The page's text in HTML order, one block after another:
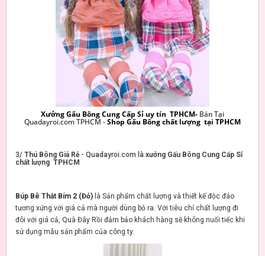
Xưởng Gấu Bông Cung Cấp Sỉ uy tín TPHCM- Bán Tại
Quadayroi.com TPHCM -Shop Gấu Bông chất lượng tại TPHCM
3/ Thú Bông Giá Rẻ- Quadayroi.com là xưởng Gấu Bông Cung Cấp Sỉ
chất lượng TPHCM
Búp Bê Thắt Bím 2 (Đỏ) là Sản phẩm chất lượng và thiết kế độc đáo
tương xứng với giá cả mà người dùng bỏ ra. Với tiêu chí chất lượng đi
đôi với giá cả, Quà Đây Rồi đảm bảo khách hàng sẽ không nuối tiếc khi
sử dụng mẫu sản phẩm của công ty.